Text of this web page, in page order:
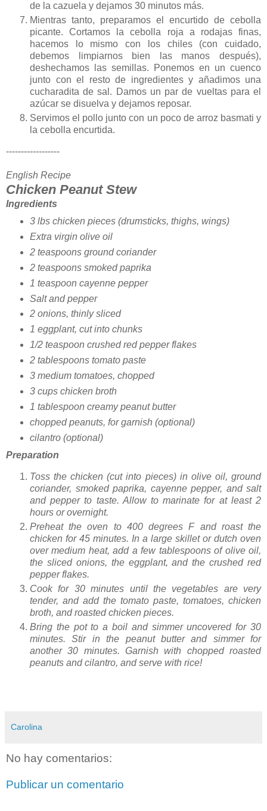
de la cazuela y dejamos 30 minutos más.
Mientras tanto, preparamos el encurtido de cebolla
picante. Cortamos la cebolla roja a rodajas finas,
hacemos lo mismo con los chiles (con cuidado,
debemos limpiarnos bien las manos después),
deshechamos las semillas. Ponemos en un cuenco
junto con el resto de ingredientes y añadimos una
cucharadita de sal. Damos un par de vueltas para el
azúcar se disuelva y dejamos reposar.
Servimos el pollo junto con un poco de arroz basmati y
la cebolla encurtida.
------------------
English Recipe
Chicken Peanut Stew
Ingredients
3 lbs chicken pieces (drumsticks, thighs, wings)
Extra virgin olive oil
2 teaspoons ground coriander
2 teaspoons smoked paprika
1 teaspoon cayenne pepper
Salt and pepper
2 onions, thinly sliced
1 eggplant, cut into chunks
1/2 teaspoon crushed red pepper flakes
2 tablespoons tomato paste
3 medium tomatoes, chopped
3 cups chicken broth
1 tablespoon creamy peanut butter
chopped peanuts, for garnish (optional)
cilantro (optional)
Preparation
Toss the chicken (cut into pieces) in olive oil, ground
coriander, smoked paprika, cayenne pepper, and salt
and pepper to taste. Allow to marinate for at least 2
hours or overnight.
Preheat the oven to 400 degrees F and roast the
chicken for 45 minutes. In a large skillet or dutch oven
over medium heat, add a few tablespoons of olive oil,
the sliced onions, the eggplant, and the crushed red
pepper flakes.
Cook for 30 minutes until the vegetables are very
tender, and add the tomato paste, tomatoes, chicken
broth, and roasted chicken pieces.
Bring the pot to a boil and simmer uncovered for 30
minutes. Stir in the peanut butter and simmer for
another 30 minutes. Garnish with chopped roasted
peanuts and cilantro, and serve with rice!
Carolina
No hay comentarios:
Publicar un comentario